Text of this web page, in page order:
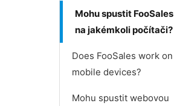
Mohu spustit FooSales
na jakémkoli počítači?
Does FooSales work on
mobile devices?
Mohu spustit webovou